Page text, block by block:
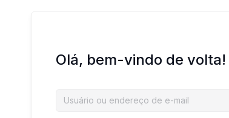
Olá, bem-vindo de volta!